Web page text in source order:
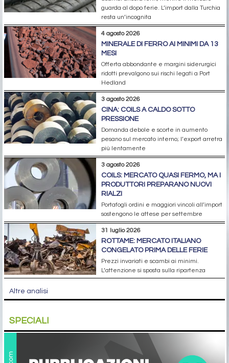
guarda al dopo ferie. L’import dalla Turchia
resta un’incognita
4 agosto 2026
MINERALE DI FERRO AI MINIMI DA 13
MESI
Offerta abbondante e margini siderurgici
ridotti prevalgono sui rischi legati a Port
Hedland
3 agosto 2026
CINA: COILS A CALDO SOTTO
PRESSIONE
Domanda debole e scorte in aumento
pesano sul mercato interno; l’export arretra
più lentamente
3 agosto 2026
COILS: MERCATO QUASI FERMO, MA I
PRODUTTORI PREPARANO NUOVI
RIALZI
Portafogli ordini e maggiori vincoli all’import
sostengono le attese per settembre
31 luglio 2026
ROTTAME: MERCATO ITALIANO
CONGELATO PRIMA DELLE FERIE
Prezzi invariati e scambi ai minimi.
L’attenzione si sposta sulla ripartenza
Altre analisi
SPECIALI